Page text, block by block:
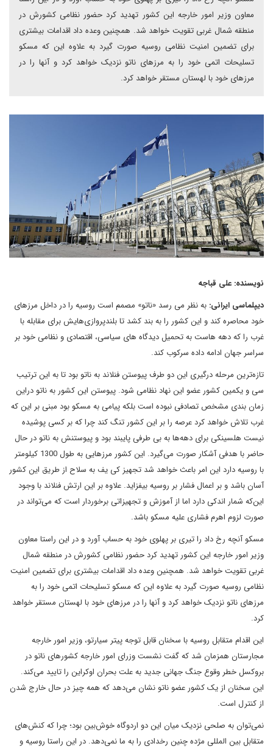
معاون وزیر امور خارجه این کشور تهدید کرد حضور نظامی کشورش در
منطقه شمال غربی تقویت خواهد شد. همچنین وعده داد اقدامات بیشتری
برای تضمین امنیت نظامی روسیه صورت گیرد به علاوه این که مسکو
تسلیحات اتمی خود را به مرزهای ناتو نزدیک خواهد کرد و آنها را در
مرزهای خود با لهستان مستقر خواهد کرد.
نویسنده: علی قباجه
دیپلماسی ایرانی: به نظر می رسد «ناتو» مصمم است روسیه را در داخل مرزهای
خود محاصره کند و این کشور را به بند کشد تا بلندپروازی‌هایش برای مقابله با
غرب را که دهه هاست به تحمیل دیدگاه های سیاسی، اقتصادی و نظامی خود بر
سراسر جهان ادامه داده سرکوب کند.
تازه‌ترین مرحله درگیری این دو طرف پیوستن فنلاند به ناتو بود تا به این ترتیب
سی و یکمین کشور عضو این نهاد نظامی شود. پیوستن این کشور به ناتو دراین
زمان بندی مشخص تصادفی نبوده است بلکه پیامی به مسکو بود مبنی بر این که
غرب تلاش خواهد کرد عرصه را بر این کشور تنگ کند چرا که بر کسی پوشیده
نیست هلسینکی برای دهه‌ها به بی طرفی پایبند بود و پیوستنش به ناتو در حال
حاضر با هدفی آشکار صورت می‌گیرد. این کشور مرزهایی به طول 1300 کیلومتر
با روسیه دارد این امر باعث خواهد شد تجهیز کی یف به سلاح از طریق این کشور
آسان باشد و بر اعمال فشار بر روسیه بیفزاید. علاوه بر این ارتش فنلاند با وجود
این‌که شمار اندکی دارد اما از آموزش و تجهیزاتی برخوردار است که می‌تواند در
صورت لزوم اهرم فشاری علیه مسکو باشد.
مسکو آنچه رخ داد را تیری بر پهلوی خود به حساب آورد و در این راستا معاون
وزیر امور خارجه این کشور تهدید کرد حضور نظامی کشورش در منطقه شمال
غربی تقویت خواهد شد. همچنین وعده داد اقدامات بیشتری برای تضمین امنیت
نظامی روسیه صورت گیرد به علاوه این که مسکو تسلیحات اتمی خود را به
مرزهای ناتو نزدیک خواهد کرد و آنها را در مرزهای خود با لهستان مستقر خواهد
کرد.
این اقدام متقابل روسیه با سخنان قابل توجه پیتر سیارتو، وزیر امور خارجه
مجارستان همزمان شد که گفت نشست وزرای امور خارجه کشورهای ناتو در
بروکسل خطر وقوع جنگ جهانی جدید به علت بحران اوکراین را تایید می‌کند.
این سخنان از یک کشور عضو ناتو نشان می‌دهد که همه چیز در حال خارج شدن
از کنترل است.
نمی‌توان به صلحی نزدیک میان این دو اردوگاه خوش‌بین بود؛ چرا که کنش‌های
متقابل بین المللی مژده چنین رخدادی را به ما نمی‌دهد. در این راستا روسیه و